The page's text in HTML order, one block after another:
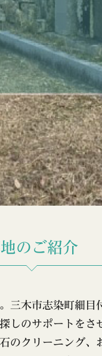
のご紹介
三木市志染町細
しのサポートを
のクリーニング